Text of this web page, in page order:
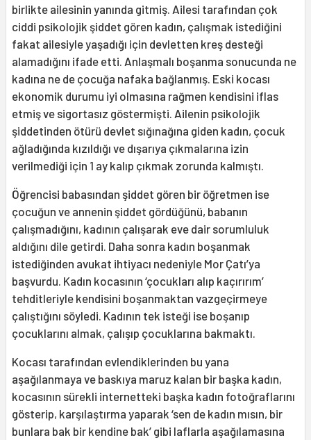
birlikte ailesinin yanında gitmiş. Ailesi tarafından çok
ciddi psikolojik şiddet gören kadın, çalışmak istediğini
fakat ailesiyle yaşadığı için devletten kreş desteği
alamadığını ifade etti. Anlaşmalı boşanma sonucunda ne
kadına ne de çocuğa nafaka bağlanmış. Eski kocası
ekonomik durumu iyi olmasına rağmen kendisini iflas
etmiş ve sigortasız göstermişti. Ailenin psikolojik
şiddetinden ötürü devlet sığınağına giden kadın, çocuk
ağladığında kızıldığı ve dışarıya çıkmalarına izin
verilmediği için 1 ay kalıp çıkmak zorunda kalmıştı.
Öğrencisi babasından şiddet gören bir öğretmen ise
çocuğun ve annenin şiddet gördüğünü, babanın
çalışmadığını, kadının çalışarak eve dair sorumluluk
aldığını dile getirdi. Daha sonra kadın boşanmak
istediğinden avukat ihtiyacı nedeniyle Mor Çatı’ya
başvurdu. Kadın kocasının ‘çocukları alıp kaçırırım’
tehditleriyle kendisini boşanmaktan vazgeçirmeye
çalıştığını söyledi. Kadının tek isteği ise boşanıp
çocuklarını almak, çalışıp çocuklarına bakmaktı.
Kocası tarafından evlendiklerinden bu yana
aşağılanmaya ve baskıya maruz kalan bir başka kadın,
kocasının sürekli internetteki başka kadın fotoğraflarını
gösterip, karşılaştırma yaparak ‘sen de kadın mısın, bir
bunlara bak bir kendine bak’ gibi laflarla aşağılamasına